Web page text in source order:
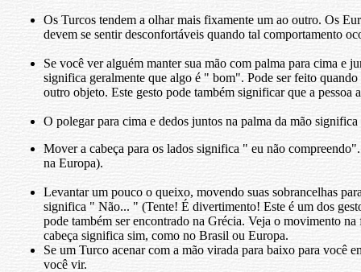
Os Turcos tendem a olhar mais fixamente um ao outro. Os
devem se sentir desconfortáveis quando tal comportamento
Se você ver alguém manter sua mão com palma para cima e
significa geralmente que algo é " bom". Pode ser feito
outro objeto. Este gesto pode também significar que a
O polegar para cima e dedos juntos na palma da mão
Mover a cabeça para os lados significa " eu não
na Europa).
Levantar um pouco o queixo, movendo suas sobrancelhas
significa " Não... " (Tente! É divertimento! Este é um dos
pode também ser encontrado na Grécia. Veja o movimento
cabeça significa sim, como no Brasil ou Europa.
Se um Turco acenar com a mão virada para baixo para você
você vir.